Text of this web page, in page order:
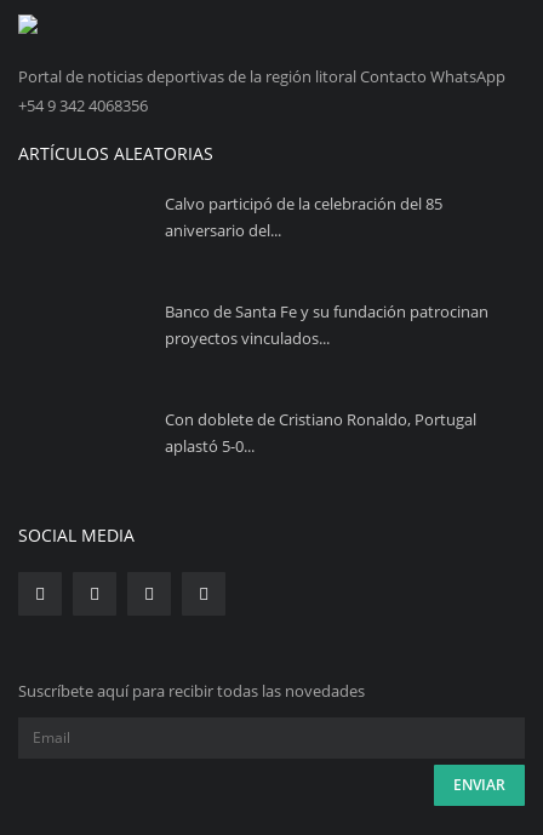
Portal de noticias deportivas de la región litoral Contacto WhatsApp
+54 9 342 4068356
ARTÍCULOS ALEATORIAS
Calvo participó de la celebración del 85
aniversario del...
Banco de Santa Fe y su fundación patrocinan
proyectos vinculados...
Con doblete de Cristiano Ronaldo, Portugal
aplastó 5-0...
SOCIAL MEDIA
Suscríbete aquí para recibir todas las novedades